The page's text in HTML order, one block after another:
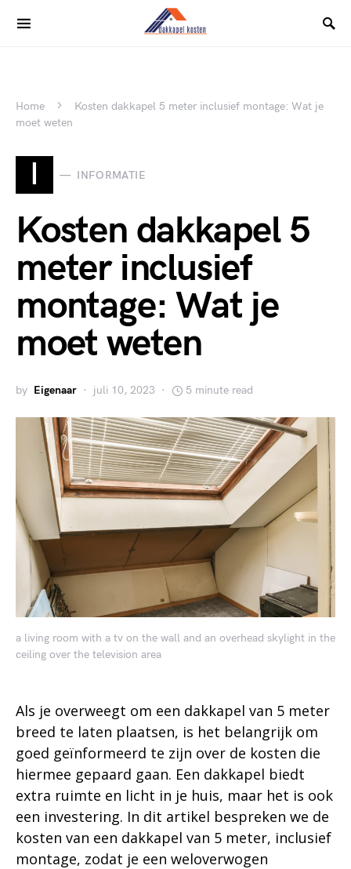
Home
Kosten dakkapel 5 meter inclusief montage: Wat je
moet weten
I INFORMATIE
Kosten dakkapel 5
meter inclusief
montage: Wat je
moet weten
by Eigenaar juli 10, 2023 5 minute read
a living room with a tv on the wall and an overhead skylight in the
ceiling over the television area
Als je overweegt om een dakkapel van 5 meter
breed te laten plaatsen, is het belangrijk om
goed geïnformeerd te zijn over de kosten die
hiermee gepaard gaan. Een dakkapel biedt
extra ruimte en licht in je huis, maar het is ook
een investering. In dit artikel bespreken we de
kosten van een dakkapel van 5 meter, inclusief
montage, zodat je een weloverwogen